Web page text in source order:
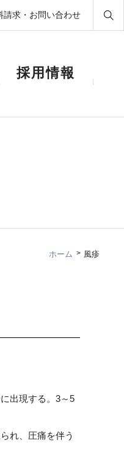
請求・お問い合わせ
採用情報
ホーム 風疹
出現する。3～5
れ、圧痛を伴う